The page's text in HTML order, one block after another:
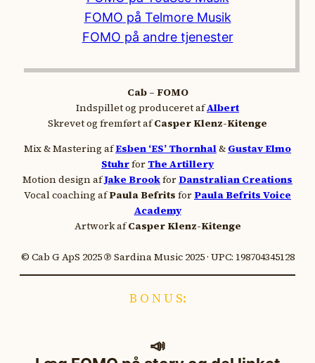
FOMO på Telmore Musik
FOMO på andre tjenester
Cab – FOMO
Indspillet og produceret afAlbert
Skrevet og fremført afCasper Klenz-Kitenge
Mix & Mastering afEsben ‘ES’ Thornhal& Gustav Elmo
Stuhrfor The Artillery
Motion design afJake Brookfor Danstralian Creations
Vocal coaching afPaula Befrits for Paula Befrits Voice
Academy
Artwork afCasper Klenz-Kitenge
© Cab G ApS 2025 ℗ Sardina Music 2025 · UPC: 198704345128
B O N U S:
📣